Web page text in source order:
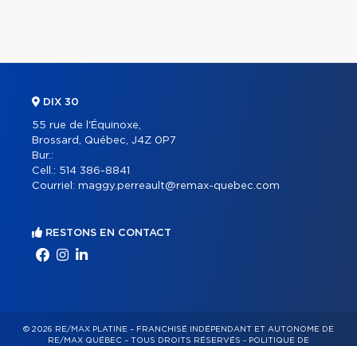
DIX 30
55 rue de l'Équinoxe,
Brossard, Québec, J4Z 0P7
Bur.:
Cell.: 514 386-8841
Courriel: maggy.perreault@remax-quebec.com
RESTONS EN CONTACT
© 2026 RE/MAX PLATINE – FRANCHISÉ INDÉPENDANT ET AUTONOME DE
RE/MAX QUÉBEC – TOUS DROITS RÉSERVÉS - POLITIQUE DE